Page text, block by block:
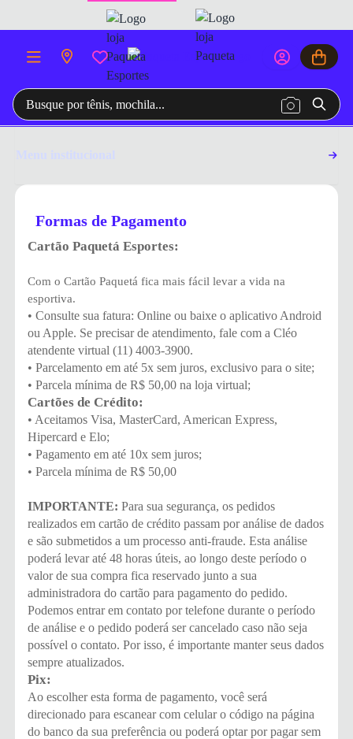
Menu institucional
Formas de Pagamento
Cartão Paquetá Esportes:
Com o Cartão Paquetá fica mais fácil levar a vida na
esportiva.
• Consulte sua fatura: Online ou baixe o aplicativo Android
ou Apple. Se precisar de atendimento, fale com a Cléo
atendente virtual (11) 4003-3900.
• Parcelamento em até 5x sem juros, exclusivo para o site;
• Parcela mínima de R$ 50,00 na loja virtual;
Cartões de Crédito:
• Aceitamos Visa, MasterCard, American Express,
Hipercard e Elo;
• Pagamento em até 10x sem juros;
• Parcela mínima de R$ 50,00
IMPORTANTE: Para sua segurança, os pedidos
realizados em cartão de crédito passam por análise de dados
e são submetidos a um processo anti-fraude. Esta análise
poderá levar até 48 horas úteis, ao longo deste período o
valor de sua compra fica reservado junto a sua
administradora do cartão para pagamento do pedido.
Podemos entrar em contato por telefone durante o período
de análise e o pedido poderá ser cancelado caso não seja
possível o contato. Por isso, é importante manter seus dados
sempre atualizados.
Pix:
Ao escolher esta forma de pagamento, você será
direcionado para escanear com celular o código na página
do banco da sua preferência ou poderá optar por pagar sem